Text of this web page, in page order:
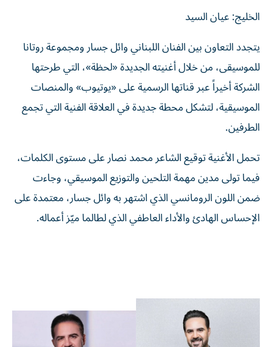
الخليج: عيان السيد
يتجدد التعاون بين الفنان اللبناني وائل جسار ومجموعة روتانا
للموسيقى، من خلال أغنيته الجديدة «لحظة»، التي طرحتها
الشركة أخيراً عبر قناتها الرسمية على «يوتيوب» والمنصات
الموسيقية، لتشكل محطة جديدة في العلاقة الفنية التي تجمع
الطرفين.
تحمل الأغنية توقيع الشاعر محمد نصار على مستوى الكلمات،
فيما تولى مدين مهمة التلحين والتوزيع الموسيقي، وجاءت
ضمن اللون الرومانسي الذي اشتهر به وائل جسار، معتمدة على
الإحساس الهادئ والأداء العاطفي الذي لطالما ميّز أعماله.